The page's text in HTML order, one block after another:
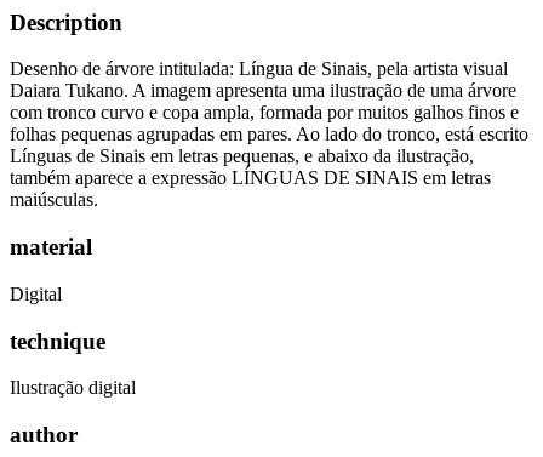
Description
Desenho de árvore intitulada: Língua de Sinais, pela artista visual
Daiara Tukano. A imagem apresenta uma ilustração de uma árvore
com tronco curvo e copa ampla, formada por muitos galhos finos e
folhas pequenas agrupadas em pares. Ao lado do tronco, está escrito
Línguas de Sinais em letras pequenas, e abaixo da ilustração,
também aparece a expressão LÍNGUAS DE SINAIS em letras
maiúsculas.
material
Digital
technique
Ilustração digital
author